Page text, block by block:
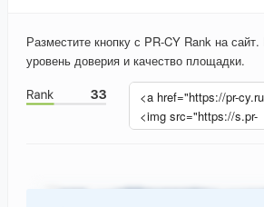
Разместите кнопку с PR-CY Rank на
уровень доверия и качество площадки.